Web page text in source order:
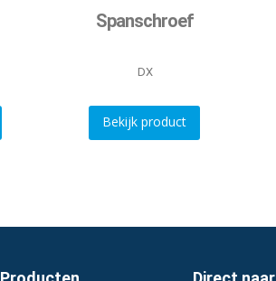
Spanschroef
DX
Bekijk product